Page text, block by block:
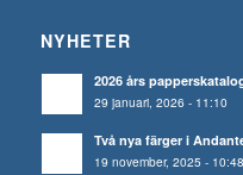
NYHETER
2026 års
29 januari, 2026 - 11:10
Två nya färger i
19 november, 2025 - 10:48